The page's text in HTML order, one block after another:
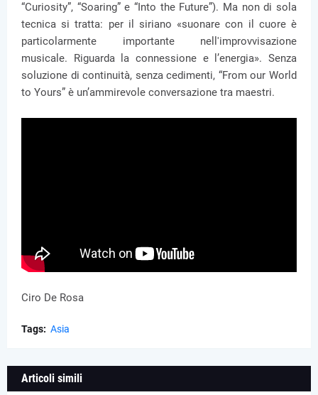
“Curiosity”, “Soaring” e “Into the Future”). Ma non di sola
tecnica si tratta: per il siriano «suonare con il cuore è
particolarmente importante nell'improvvisazione
musicale. Riguarda la connessione e l’energia». Senza
soluzione di continuità, senza cedimenti, “From our World
to Yours” è un’ammirevole conversazione tra maestri.
Ciro De Rosa
Tags: Asia
Articoli simili